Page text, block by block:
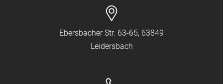
Ebersbacher Str. 63-65, 63849
Leidersbach